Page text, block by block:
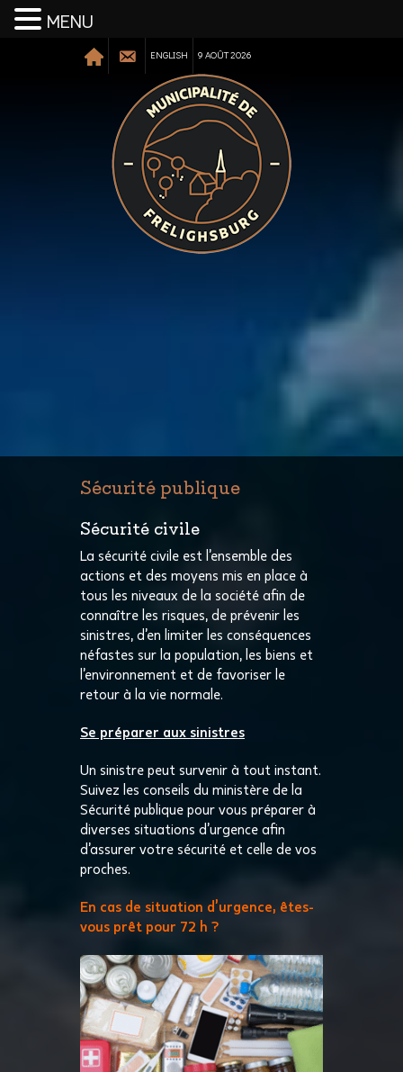
ENGLISH 9 AOÛT 2026
Sécurité publique
Sécurité civile
La sécurité civile est l’ensemble des
actions et des moyens mis en place à
tous les niveaux de la société afin de
connaître les risques, de prévenir les
sinistres, d’en limiter les conséquences
néfastes sur la population, les biens et
l’environnement et de favoriser le
retour à la vie normale.
Se préparer aux sinistres
Un sinistre peut survenir à tout instant.
Suivez les conseils du ministère de la
Sécurité publique pour vous préparer à
diverses situations d’urgence afin
d’assurer votre sécurité et celle de vos
proches.
En cas de situation d’urgence, êtes-
vous prêt pour 72 h ?
MENU